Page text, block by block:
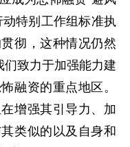
特别工作组标准执
彻，这种情况仍然
们致力于加强能力建
融资的重点地区。
增强其引导力、加
类似的以及自身和